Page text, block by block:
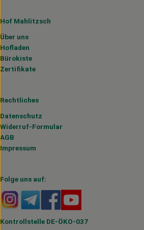
Hof Mahlitzsch
Über uns
Hofladen
Bürokiste
Zertifikate
Rechtliches
Datenschutz
Widerruf-Formular
AGB
Impressum
Folge uns auf:
Externer Link zu https://
Externer Link zu https://
Externer Link zu
Kontrollstelle DE-ÖKO-037